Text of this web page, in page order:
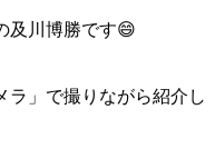
及川博勝です😄
ラ」で撮りながら紹介し